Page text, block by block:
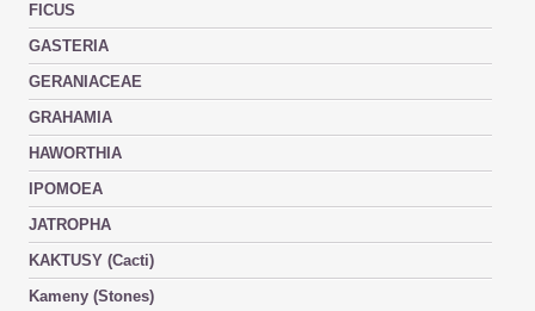
FICUS
GASTERIA
GERANIACEAE
GRAHAMIA
HAWORTHIA
IPOMOEA
JATROPHA
KAKTUSY (Cacti)
Kameny (Stones)